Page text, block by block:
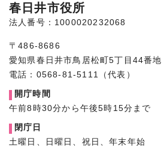
春日井市役所
法人番号：1000020232068
〒486-8686
愛知県春日井市鳥居松町5丁目44番地
電話：0568-81-5111（代表）
開庁時間
午前8時30分から午後5時15分まで
閉庁日
土曜日、日曜日、祝日、年末年始